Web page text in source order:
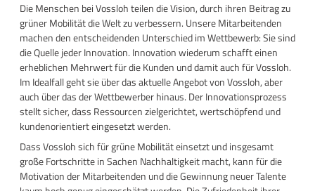
Die Menschen bei Vossloh teilen die Vision, durch ihren Beitrag zu
grüner Mobilität die Welt zu verbessern. Unsere Mitarbeitenden
machen den entscheidenden Unterschied im Wettbewerb: Sie sind
die Quelle jeder Innovation. Innovation wiederum schafft einen
erheblichen Mehrwert für die Kunden und damit auch für Vossloh.
Im Idealfall geht sie über das aktuelle Angebot von Vossloh, aber
auch über das der Wettbewerber hinaus. Der Innovationsprozess
stellt sicher, dass Ressourcen zielgerichtet, wertschöpfend und
kundenorientiert eingesetzt werden.
Dass Vossloh sich für grüne Mobilität einsetzt und insgesamt
große Fortschritte in Sachen Nachhaltigkeit macht, kann für die
Motivation der Mitarbeitenden und die Gewinnung neuer Talente